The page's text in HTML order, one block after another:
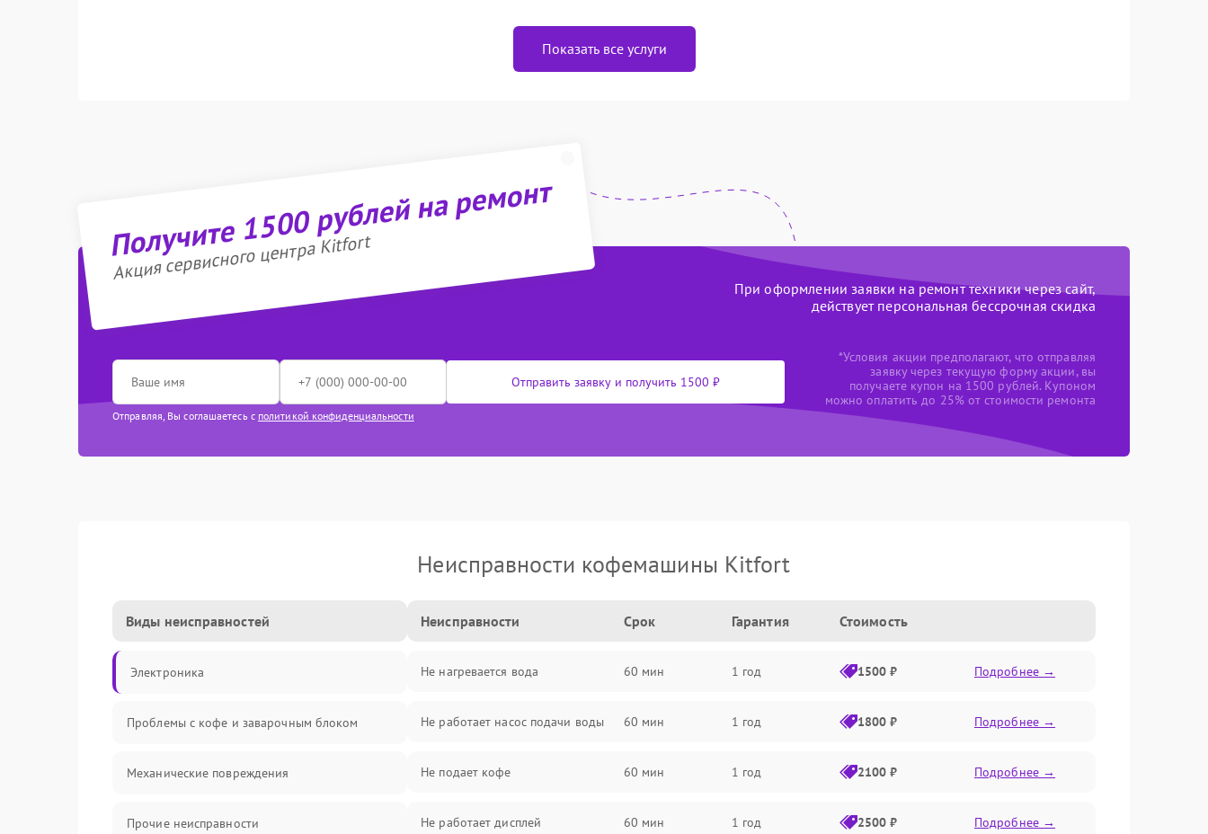
Показать все услуги
Получите 1500 рублей на ремонт
Акция сервисного центра Kitfort
При оформлении заявки на ремонт техники через сайт,
действует персональная бессрочная скидка
Отправить заявку и получить 1500 ₽
Отправляя, Вы соглашаетесь с политикой конфиденциальности
*Условия акции предполагают, что отправляя
заявку через текущую форму акции, вы
получаете купон на 1500 рублей. Купоном
можно оплатить до 25% от стоимости ремонта
Неисправности кофемашины Kitfort
Виды неисправностей
Электроника
Проблемы с кофе и заварочным блоком
Механические повреждения
Прочие неисправности
Неисправности Срок Гарантия Стоимость
Не нагревается вода 60 мин 1 год 1500 ₽ Подробнее →
Не работает насос подачи воды 60 мин 1 год 1800 ₽ Подробнее →
Не подает кофе 60 мин 1 год 2100 ₽ Подробнее →
Не работает дисплей 60 мин 1 год 2500 ₽ Подробнее →